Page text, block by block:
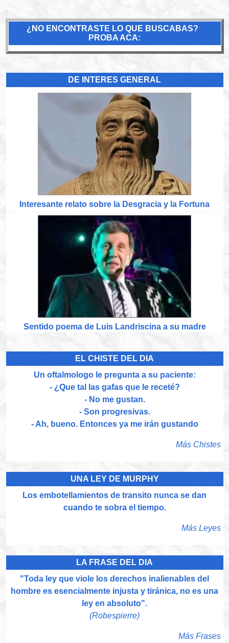
¿NO ENCONTRASTE LO QUE BUSCABAS?
PROBA ACA:
DE INTERES GENERAL
Interesante relato sobre la Desgracia y la Fortuna
Sentido poema de Luis Landriscina a su madre
EL CHISTE DEL DIA
Un oftalmologo le pregunta a su paciente:
- ¿Que tal las gafas que le receté?
- No me gustan.
- Son progresivas.
- Ah, bueno. Entonces ya me irán gustando
Más Chistes
UNA LEY DE MURPHY
Los embotellamientos de transito nunca se dan
cuando te sobra el tiempo.
Más Leyes
LA FRASE DEL DIA
"Toda ley que viole los derechos inalienables del
hombre es esencialmente injusta y tiránica, no es una
ley en absoluto".
(Robespierre)
Más Frases